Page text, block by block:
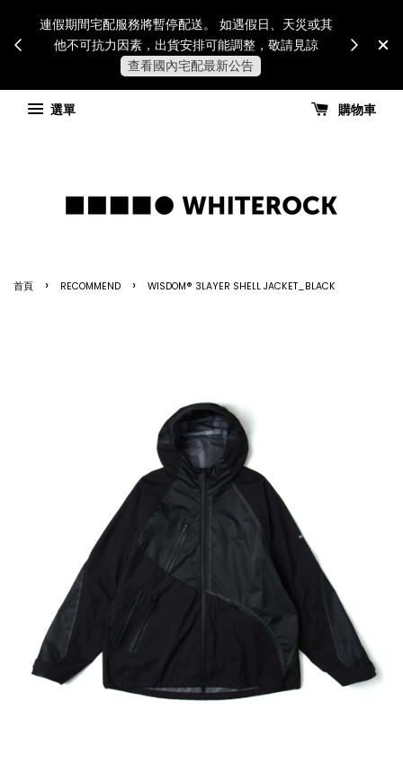
連假期間宅配服務將暫停配送。 如遇假日、天災或其
他不可抗力因素，出貨安排可能調整，敬請見諒
查看國內宅配最新公告
for all
國
選單
購物車
首頁 › RECOMMEND › WISDOM® 3LAYER SHELL JACKET_BLACK